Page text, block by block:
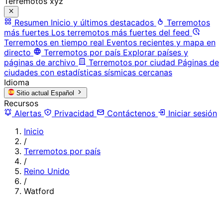
Resumen Inicio y últimos destacados
Terremotos
más fuertes Los terremotos más fuertes del feed
Terremotos en tiempo real Eventos recientes y mapa en
directo
Terremotos por país Explorar países y
páginas de archivo
Terremotos por ciudad Páginas de
ciudades con estadísticas sísmicas cercanas
Idioma
Sitio actual Español
Recursos
Alertas
Privacidad Contáctenos
Iniciar sesión
Inicio
/
Terremotos por país
/
Reino Unido
/
Watford